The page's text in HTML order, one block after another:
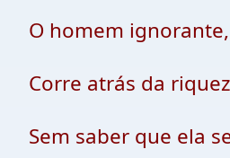
O homem ignorante,
Corre atrás da
Sem saber que ela